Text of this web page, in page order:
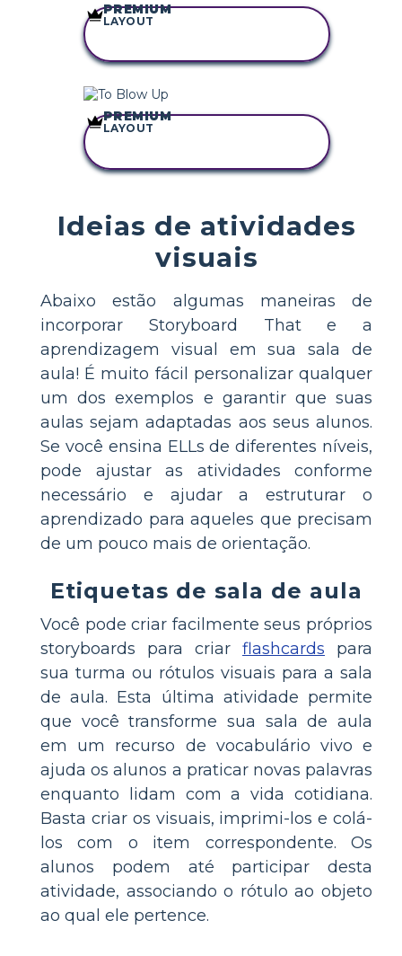
PREMIUM
LAYOUT
PREMIUM
LAYOUT
Ideias de atividades
visuais
Abaixo estão algumas maneiras de
incorporar Storyboard That e a
aprendizagem visual em sua sala de
aula! É muito fácil personalizar qualquer
um dos exemplos e garantir que suas
aulas sejam adaptadas aos seus alunos.
Se você ensina ELLs de diferentes níveis,
pode ajustar as atividades conforme
necessário e ajudar a estruturar o
aprendizado para aqueles que precisam
de um pouco mais de orientação.
Etiquetas de sala de aula
Você pode criar facilmente seus próprios
storyboards para criar flashcards para
sua turma ou rótulos visuais para a sala
de aula. Esta última atividade permite
que você transforme sua sala de aula
em um recurso de vocabulário vivo e
ajuda os alunos a praticar novas palavras
enquanto lidam com a vida cotidiana.
Basta criar os visuais, imprimi-los e colá-
los com o item correspondente. Os
alunos podem até participar desta
atividade, associando o rótulo ao objeto
ao qual ele pertence.